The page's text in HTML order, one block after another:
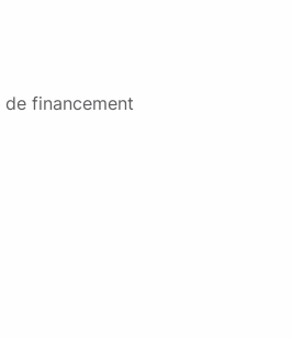
rabattables électriquement,
réduite
avec marquage Range Rover
perforé, Sièges AV réglables
directions avec mémorisation
financement